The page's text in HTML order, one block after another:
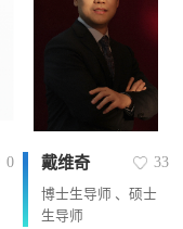
0 戴维奇 33
博士生导师 、硕士
生导师